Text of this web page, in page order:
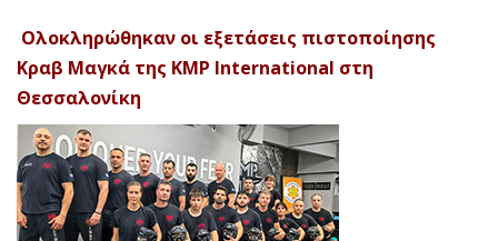
Ολοκληρώθηκαν οι εξετάσεις πιστοποίησης
Κραβ Μαγκά της KMP International στη
Θεσσαλονίκη